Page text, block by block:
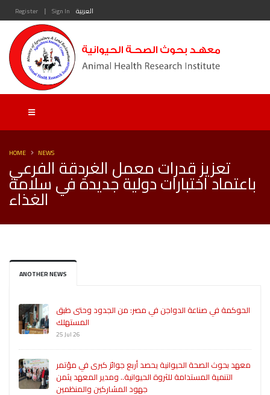
Register | Sign In العربية
تعزيز قدرات معمل الغردقة الفرعي
باعتماد اختبارات دولية جديدة في سلامة
الغذاء
HOME NEWS
ANOTHER NEWS
الحوكمة في صناعة الدواجن في مصر: من الجدود وحتى طبق
المستهلك
25 Jul 26
معهد بحوث الصحة الحيوانية يحصد أربع جوائز كبرى في مؤتمر
التنمية المستدامة للثروة الحيوانية.. ومدير المعهد يثمن
جهود المشاركين والمنظمين